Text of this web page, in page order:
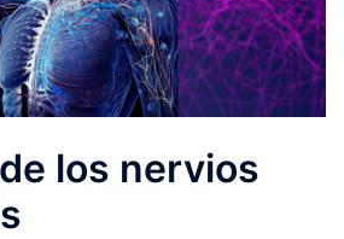
los nervios